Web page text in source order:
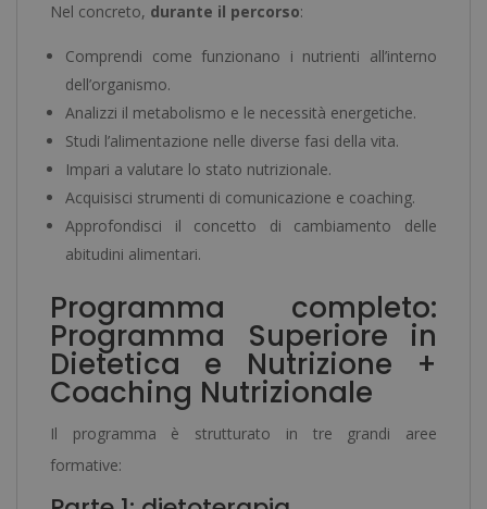
Nel concreto, durante il percorso:
Comprendi come funzionano i nutrienti all’interno
dell’organismo.
Analizzi il metabolismo e le necessità energetiche.
Studi l’alimentazione nelle diverse fasi della vita.
Impari a valutare lo stato nutrizionale.
Acquisisci strumenti di comunicazione e coaching.
Approfondisci il concetto di cambiamento delle
abitudini alimentari.
Programma completo:
Programma Superiore in
Dietetica e Nutrizione +
Coaching Nutrizionale
Il programma è strutturato in tre grandi aree
formative: